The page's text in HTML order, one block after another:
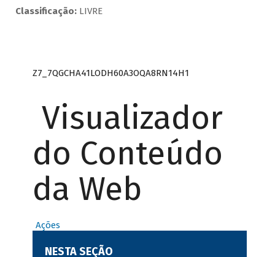
Classificação:LIVRE
Z7_7QGCHA41LODH60A3OQA8RN14H1
Visualizador
do Conteúdo
da Web
Ações
NESTA SEÇÃO